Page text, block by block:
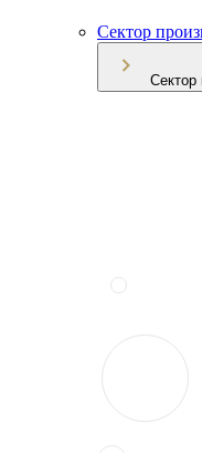
Сектор
Сектор